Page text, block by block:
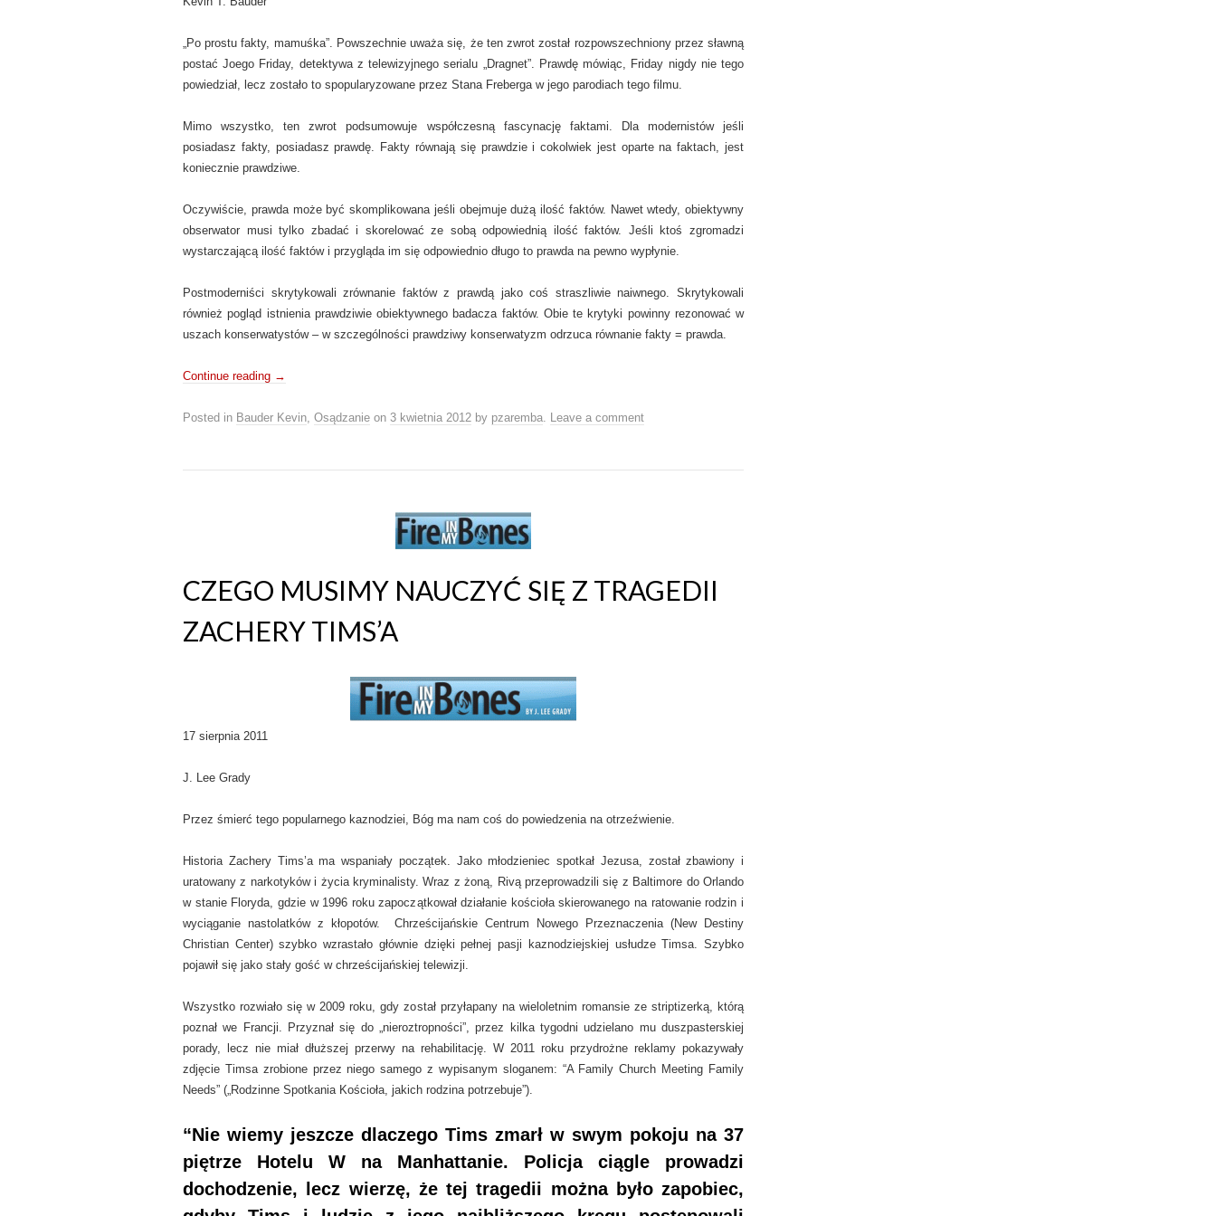
„Po prostu fakty, mamuśka”. Powszechnie uważa się, że ten zwrot został rozpowszechniony przez sławną
postać Joego Friday, detektywa z telewizyjnego serialu „Dragnet”. Prawdę mówiąc, Friday nigdy nie tego
powiedział, lecz zostało to spopularyzowane przez Stana Freberga w jego parodiach tego filmu.
Mimo wszystko, ten zwrot podsumowuje współczesną fascynację faktami. Dla modernistów jeśli
posiadasz fakty, posiadasz prawdę. Fakty równają się prawdzie i cokolwiek jest oparte na faktach, jest
koniecznie prawdziwe.
Oczywiście, prawda może być skomplikowana jeśli obejmuje dużą ilość faktów. Nawet wtedy, obiektywny
obserwator musi tylko zbadać i skorelować ze sobą odpowiednią ilość faktów. Jeśli ktoś zgromadzi
wystarczającą ilość faktów i przygląda im się odpowiednio długo to prawda na pewno wypłynie.
Postmoderniści skrytykowali zrównanie faktów z prawdą jako coś straszliwie naiwnego. Skrytykowali
również pogląd istnienia prawdziwie obiektywnego badacza faktów. Obie te krytyki powinny rezonować w
uszach konserwatystów – w szczególności prawdziwy konserwatyzm odrzuca równanie fakty = prawda.
Continue reading →
Posted in Bauder Kevin, Osądzanie on 3 kwietnia 2012 by pzaremba. Leave a comment
CZEGO MUSIMY NAUCZYĆ SIĘ Z TRAGEDII
ZACHERY TIMS’A
17 sierpnia 2011
J. Lee Grady
Przez śmierć tego popularnego kaznodziei, Bóg ma nam coś do powiedzenia na otrzeźwienie.
Historia Zachery Tims’a ma wspaniały początek. Jako młodzieniec spotkał Jezusa, został zbawiony i
uratowany z narkotyków i życia kryminalisty. Wraz z żoną, Rivą przeprowadzili się z Baltimore do Orlando
w stanie Floryda, gdzie w 1996 roku zapoczątkował działanie kościoła skierowanego na ratowanie rodzin i
wyciąganie nastolatków z kłopotów. Chrześcijańskie Centrum Nowego Przeznaczenia (New Destiny
Christian Center) szybko wzrastało głównie dzięki pełnej pasji kaznodziejskiej usłudze Timsa. Szybko
pojawił się jako stały gość w chrześcijańskiej telewizji.
Wszystko rozwiało się w 2009 roku, gdy został przyłapany na wieloletnim romansie ze striptizerką, którą
poznał we Francji. Przyznał się do „nieroztropności”, przez kilka tygodni udzielano mu duszpasterskiej
porady, lecz nie miał dłuższej przerwy na rehabilitację. W 2011 roku przydrożne reklamy pokazywały
zdjęcie Timsa zrobione przez niego samego z wypisanym sloganem: “A Family Church Meeting Family
Needs” („Rodzinne Spotkania Kościoła, jakich rodzina potrzebuje”).
“Nie wiemy jeszcze dlaczego Tims zmarł w swym pokoju na 37
piętrze Hotelu W na Manhattanie. Policja ciągle prowadzi
dochodzenie, lecz wierzę, że tej tragedii można było zapobiec,